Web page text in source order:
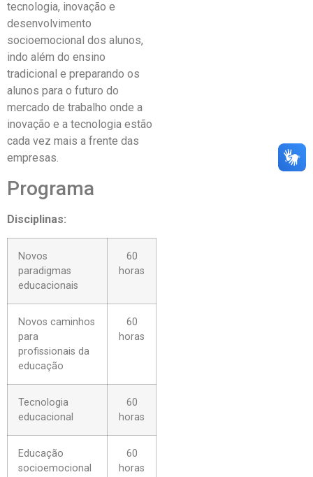
tecnologia, inovação e
desenvolvimento
socioemocional dos alunos,
indo além do ensino
tradicional e preparando os
alunos para o futuro do
mercado de trabalho onde a
inovação e a tecnologia estão
cada vez mais a frente das
empresas.
Programa
Disciplinas:
Novos
paradigmas
educacionais
60
horas
Novos caminhos
para
profissionais da
educação
60
horas
Tecnologia
educacional
60
horas
Educação
socioemocional
60
horas